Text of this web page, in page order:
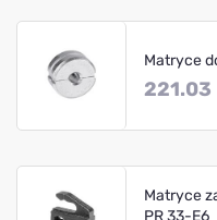
Matryce
221.03
Matryce
PR 33-E6